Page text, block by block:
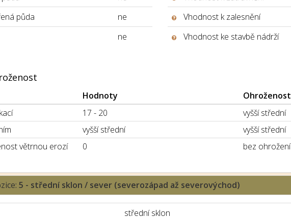
půda
ne
ne
Vhodnost k zalesnění
Vhodnost ke stavbě nádrží
Hodnoty
Ohroženost
17 - 20
vyšší střední
vyšší střední
vyšší střední
větrnou erozí
0 bez ohrožení
5 - střední sklon / sever (severozápad až severovýchod)
střední sklon